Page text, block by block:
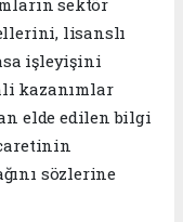
sektör
lisanslı
işleyişini
kazanımlar
elde edilen bilgi
sözlerine